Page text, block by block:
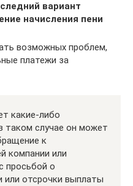
вариант
начисления пени
возможных проблем,
платежи за
какие-либо
таком случае он может
к
компании или
просьбой о
или отсрочки выплаты